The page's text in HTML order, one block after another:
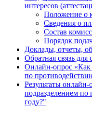
интересов
Положение о
Сведения о
Состав
Порядок
Доклады, отчеты,
Обратная связь
Онлайн-опрос «Как
по
Результаты
подразделением по
году?"